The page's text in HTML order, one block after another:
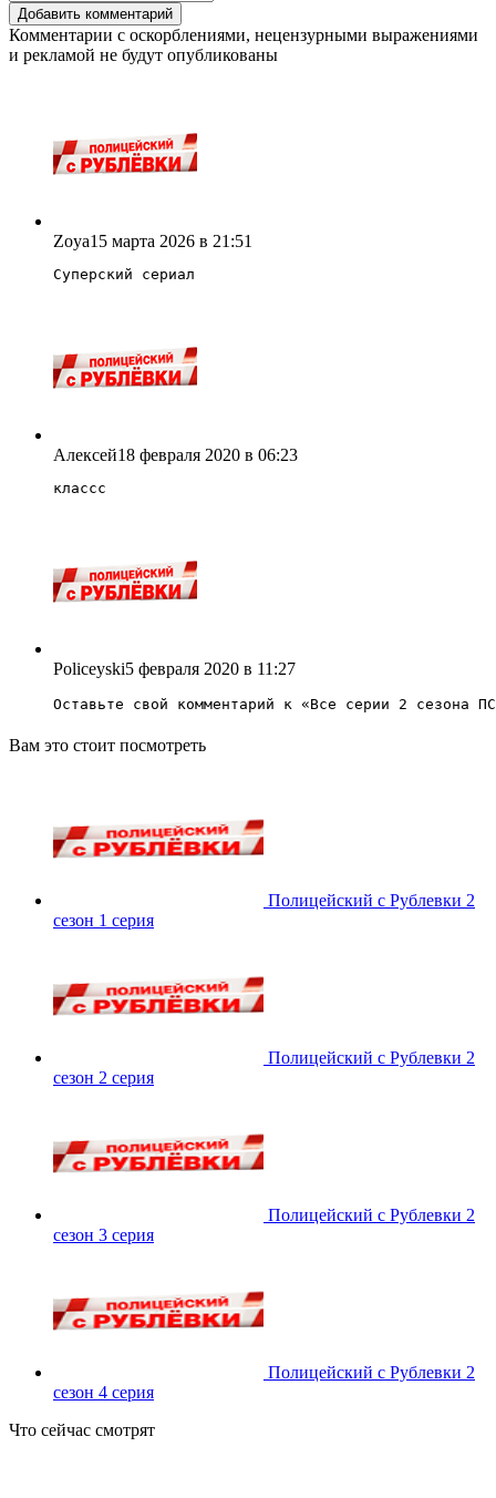
Комментарии с оскорблениями, нецензурными выражениями
и рекламой не будут опубликованы
Zoya15 марта 2026 в 21:51
Суперский сериал
Алексей18 февраля 2020 в 06:23
классс
Policeyski5 февраля 2020 в 11:27
Оставьте свой комментарий к «Все серии 2 сезона
Вам это стоит посмотреть
Полицейский с Рублевки 2
сезон 1 серия
Полицейский с Рублевки 2
сезон 2 серия
Полицейский с Рублевки 2
сезон 3 серия
Полицейский с Рублевки 2
сезон 4 серия
Что сейчас смотрят